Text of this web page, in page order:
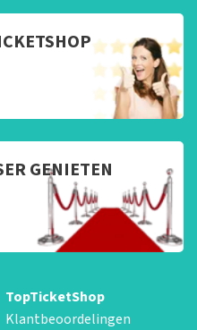
GENIETEN
TopTicketShop
Klantbeoordelingen